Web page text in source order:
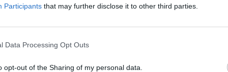
Participants that may further disclose it to other third parties.
Data Processing Opt Outs
opt-out of the Sharing of my personal data.
squadre laziali, 4 campane e la novità
6 Ago 2026